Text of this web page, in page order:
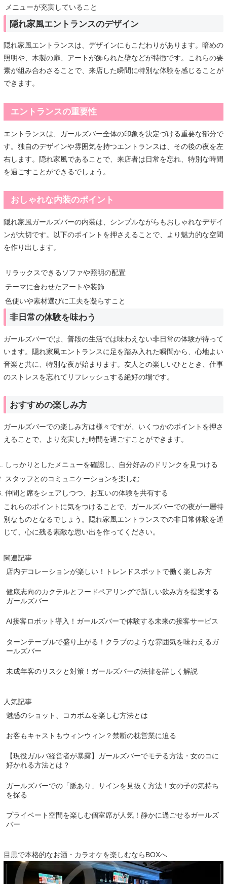
メニューが充実していること
隠れ家風エントランスのデザイン
隠れ家風エントランスは、デザインにもこだわりがあります。暗めの
照明や、木製の扉、アートが飾られた壁などが特徴です。これらの要
素が組み合わさることで、来店した瞬間に特別な体験を感じることが
できます。
エントランスの重要性
エントランスは、ガールズバー全体の印象を決定づける重要な部分で
す。独自のデザインや雰囲気を持つエントランスは、その後の夜を左
右します。隠れ家風であることで、来店者は日常を忘れ、特別な時間
を過ごすことができるでしょう。
おしゃれな内装のポイント
隠れ家風ガールズバーの内装は、シンプルながらもおしゃれなデザイ
ンが大切です。以下のポイントを押さえることで、より魅力的な空間
を作り出します。
リラックスできるソファや照明の配置
テーマに合わせたアートや装飾
色使いや素材選びに工夫を凝らすこと
非日常の体験を味わう
ガールズバーでは、普段の生活では味わえない非日常の体験が待って
います。隠れ家風エントランスに足を踏み入れた瞬間から、心地よい
音楽と共に、特別な夜が始まります。友人との楽しいひととき、仕事
のストレスを忘れてリフレッシュする絶好の場です。
おすすめの楽しみ方
ガールズバーでの楽しみ方は様々ですが、いくつかのポイントを押さ
えることで、より充実した時間を過ごすことができます。
しっかりとしたメニューを確認し、自分好みのドリンクを見つける
スタッフとのコミュニケーションを楽しむ
仲間と席をシェアしつつ、お互いの体験を共有する
これらのポイントに気をつけることで、ガールズバーでの夜が一層特
別なものとなるでしょう。隠れ家風エントランスでの非日常体験を通
じて、心に残る素敵な思い出を作ってください。
関連記事
店内デコレーションが楽しい！トレンドスポットで働く楽しみ方
健康志向のカクテルとフードペアリングで新しい飲み方を提案する
ガールズバー
AI接客ロボット導入！ガールズバーで体験する未来の接客サービス
ターンテーブルで盛り上がる！クラブのような雰囲気を味わえるガ
ールズバー
未成年客のリスクと対策！ガールズバーの法律を詳しく解説
人気記事
魅惑のショット、コカボムを楽しむ方法とは
お客もキャストもウィンウィン？禁断の枕営業に迫る
【現役ガルバ経営者が暴露】ガールズバーでモテる方法・女のコに
好かれる方法とは？
ガールズバーでの「脈あり」サインを見抜く方法！女の子の気持ち
を探る
プライベート空間を楽しむ個室席が人気！静かに過ごせるガールズ
バー
目黒で本格的なお酒・カラオケを楽しむならBOXへ